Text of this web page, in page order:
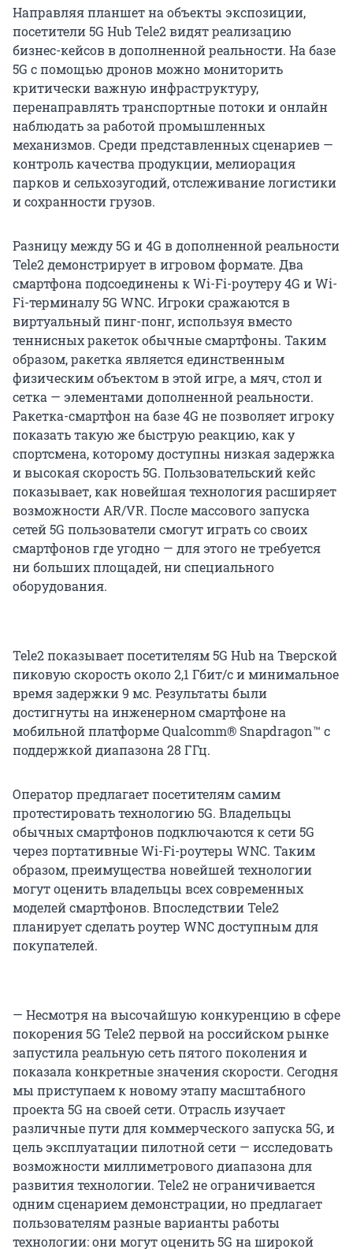
Направляя планшет на объекты экспозиции,
посетители 5G Hub Tele2 видят реализацию
бизнес-кейсов в дополненной реальности. На базе
5G с помощью дронов можно мониторить
критически важную инфраструктуру,
перенаправлять транспортные потоки и онлайн
наблюдать за работой промышленных
механизмов. Среди представленных сценариев —
контроль качества продукции, мелиорация
парков и сельхозугодий, отслеживание логистики
и сохранности грузов.
Разницу между 5G и 4G в дополненной реальности
Tele2 демонстрирует в игровом формате. Два
смартфона подсоединены к Wi-Fi-роутеру 4G и Wi-
Fi-терминалу 5G WNC. Игроки сражаются в
виртуальный пинг-понг, используя вместо
теннисных ракеток обычные смартфоны. Таким
образом, ракетка является единственным
физическим объектом в этой игре, а мяч, стол и
сетка — элементами дополненной реальности.
Ракетка-смартфон на базе 4G не позволяет игроку
показать такую же быструю реакцию, как у
спортсмена, которому доступны низкая задержка
и высокая скорость 5G. Пользовательский кейс
показывает, как новейшая технология расширяет
возможности AR/VR. После массового запуска
сетей 5G пользователи смогут играть со своих
смартфонов где угодно — для этого не требуется
ни больших площадей, ни специального
оборудования.
Tele2 показывает посетителям 5G Hub на Тверской
пиковую скорость около 2,1 Гбит/c и минимальное
время задержки 9 мс. Результаты были
достигнуты на инженерном смартфоне на
мобильной платформе Qualcomm® Snapdragon™ с
поддержкой диапазона 28 ГГц.
Оператор предлагает посетителям самим
протестировать технологию 5G. Владельцы
обычных смартфонов подключаются к сети 5G
через портативные Wi-Fi-роутеры WNC. Таким
образом, преимущества новейшей технологии
могут оценить владельцы всех современных
моделей смартфонов. Впоследствии Tele2
планирует сделать роутер WNC доступным для
покупателей.
— Несмотря на высочайшую конкуренцию в сфере
покорения 5G Tele2 первой на российском рынке
запустила реальную сеть пятого поколения и
показала конкретные значения скорости. Сегодня
мы приступаем к новому этапу масштабного
проекта 5G на своей сети. Отрасль изучает
различные пути для коммерческого запуска 5G, и
цель эксплуатации пилотной сети — исследовать
возможности миллиметрового диапазона для
развития технологии. Tele2 не ограничивается
одним сценарием демонстрации, но предлагает
пользователям разные варианты работы
технологии: они могут оценить 5G на широкой